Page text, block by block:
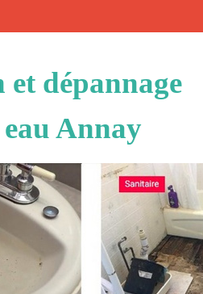
dépannage
Annay